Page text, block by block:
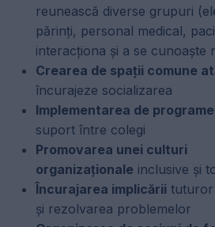
reunească diverse grupuri
părinți, personal medical,
interacționa și a se cunoaște
Crearea de spații comune
încurajeze socializarea
Implementarea de
suport între colegi
Promovarea unei culturi
organizaționale inclusive și
Încurajarea implicării tuturor
și rezolvarea problemelor